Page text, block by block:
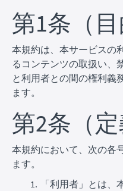
第1条（目
本規約は、本サービスの
るコンテンツの取扱い、
と利用者との間の権利義
ます。
第2条（定
本規約において、次の各
ます。
「利用者」とは